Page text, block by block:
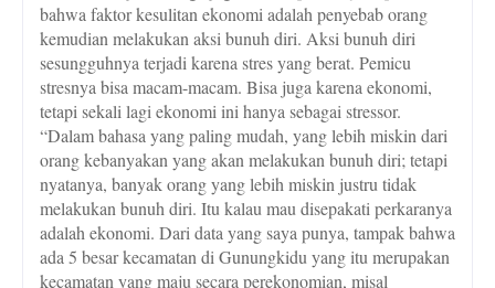
bahwa faktor kesulitan ekonomi adalah penyebab orang
kemudian melakukan aksi bunuh diri. Aksi bunuh diri
sesungguhnya terjadi karena stres yang berat. Pemicu
stresnya bisa macam-macam. Bisa juga karena ekonomi,
tetapi sekali lagi ekonomi ini hanya sebagai stressor.
“Dalam bahasa yang paling mudah, yang lebih miskin dari
orang kebanyakan yang akan melakukan bunuh diri; tetapi
nyatanya, banyak orang yang lebih miskin justru tidak
melakukan bunuh diri. Itu kalau mau disepakati perkaranya
adalah ekonomi. Dari data yang saya punya, tampak bahwa
ada 5 besar kecamatan di Gunungkidu yang itu merupakan
kecamatan yang maju secara perekonomian, misal